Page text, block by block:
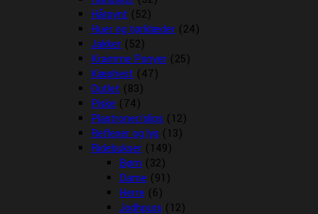
Hårpynt (52)
Huer og tørklæder (24)
Jakker (52)
Kramme Ponyer (25)
Kæphest (47)
Outlet (83)
Piske (74)
Plastroner/slips (12)
Reflexer og lys (13)
Ridebukser (149)
Børn (32)
Dame (91)
Herre (6)
Jodhpurs (12)